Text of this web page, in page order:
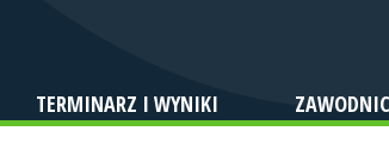
TERMINARZ I WYNIKI